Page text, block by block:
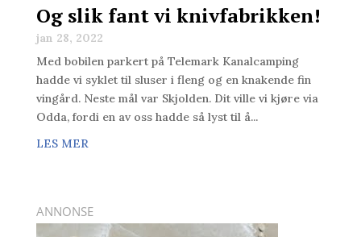
Og slik fant vi knivfabrikken!
jan 28, 2022
Med bobilen parkert på Telemark Kanalcamping
hadde vi syklet til sluser i fleng og en knakende fin
vingård. Neste mål var Skjolden. Dit ville vi kjøre via
Odda, fordi en av oss hadde så lyst til å...
LES MER